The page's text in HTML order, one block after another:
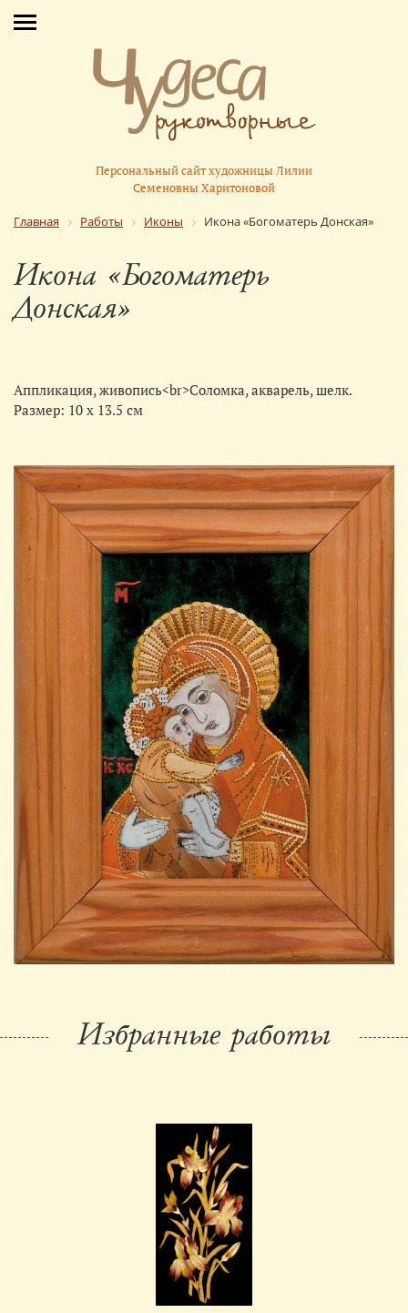
Персональный сайт художницы Лилии
Семеновны Харитоновой
Главная Работы Иконы Икона «Богоматерь Донская»
Икона «Богоматерь
Донская»
Аппликация, живопись<br>Соломка, акварель, шелк.
Размер: 10 х 13.5 см
Избранные работы